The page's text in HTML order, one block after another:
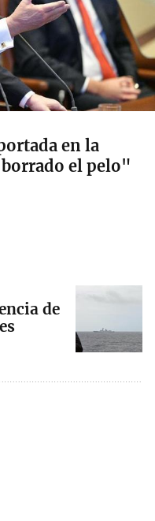
en la
el pelo"
de